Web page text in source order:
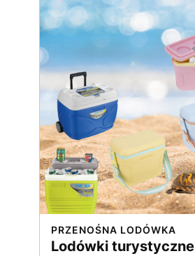
PRZENOŚNA LODÓWKA
Lodówki turystyczne